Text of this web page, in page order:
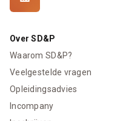
Over SD&P
Waarom SD&P?
Veelgestelde vragen
Opleidingsadvies
Incompany